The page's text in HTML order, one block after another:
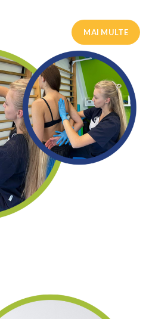
MAI MULTE